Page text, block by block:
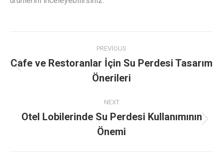
navigation
PREVIOUS
Previous
post:
Cafe ve Restoranlar İçin Su Perdesi Tasarım
Önerileri
NEXT
post:
Otel Lobilerinde Su Perdesi Kullanımının
Önemi